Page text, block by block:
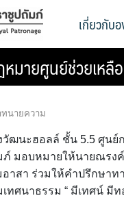
เกี่ยวกับ
มายศูนย์ช่วยเหลื
นายความ
ฒนะฮอลล์ ชั้น 5.5 ศูนย์
มอบหมายให้นายณรง
าสา ร่วมให้คำปรึกษา
ศนาธรรม “ มีเทศน์ มีท